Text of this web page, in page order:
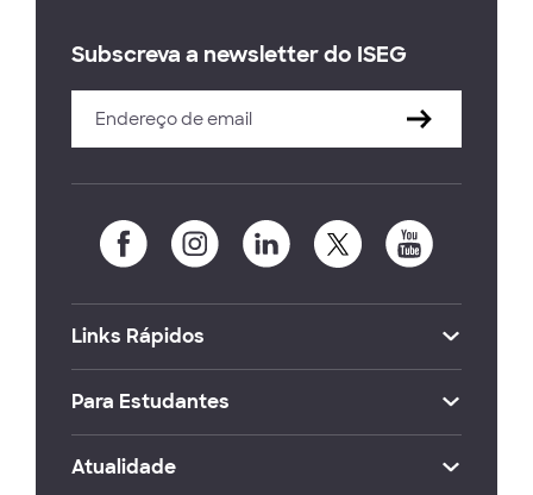
Subscreva a newsletter do ISEG
Links Rápidos
Para Estudantes
Atualidade